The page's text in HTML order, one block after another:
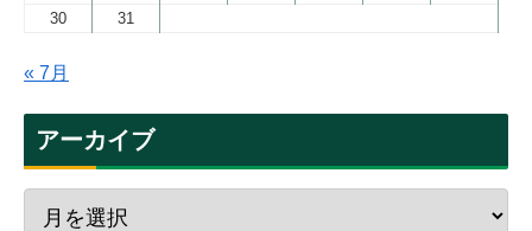
30
31
« 7月
アーカイブ